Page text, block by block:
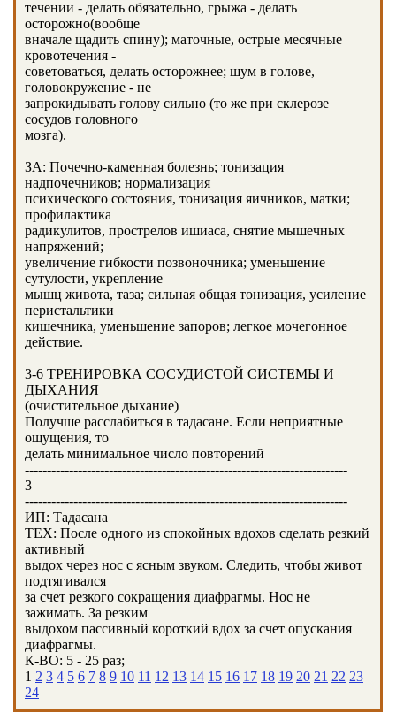
течении - делать обязательно, грыжа - делать
осторожно(вообще
вначале щадить спину); маточные, острые месячные
кровотечения -
советоваться, делать осторожнее; шум в голове,
головокружение - не
запрокидывать голову сильно (то же при склерозе
сосудов головного
мозга).
ЗА: Почечно-каменная болезнь; тонизация
надпочечников; нормализация
психического состояния, тонизация яичников, матки;
профилактика
радикулитов, прострелов ишиаса, снятие мышечных
напряжений;
увеличение гибкости позвоночника; уменьшение
сутулости, укрепление
мышц живота, таза; сильная общая тонизация, усиление
перистальтики
кишечника, уменьшение запоров; легкое мочегонное
действие.
3-6 ТРЕНИРОВКА СОСУДИСТОЙ СИСТЕМЫ И
ДЫХАНИЯ
(очистительное дыхание)
Получше расслабиться в тадасане. Если неприятные
ощущения, то
делать минимальное число повторений
-------------------------------------------------------------------------
3
-------------------------------------------------------------------------
ИП: Тадасана
ТЕХ: После одного из спокойных вдохов сделать резкий
активный
выдох через нос с ясным звуком. Следить, чтобы живот
подтягивался
за счет резкого сокращения диафрагмы. Нос не
зажимать. За резким
выдохом пассивный короткий вдох за счет опускания
диафрагмы.
К-ВО: 5 - 25 раз;
1 2 3 4 5 6 7 8 9 10 11 12 13 14 15 16 17 18 19 20 21 22 23
24